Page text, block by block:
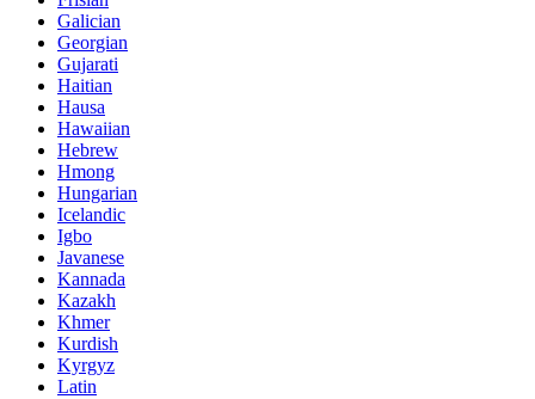
Galician
Georgian
Gujarati
Haitian
Hausa
Hawaiian
Hebrew
Hmong
Hungarian
Icelandic
Igbo
Javanese
Kannada
Kazakh
Khmer
Kurdish
Kyrgyz
Latin